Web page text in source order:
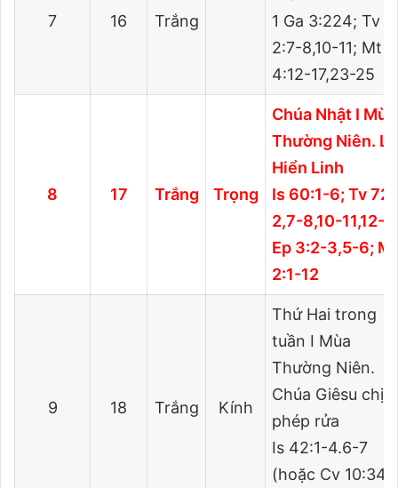
7 16 Trắng
1 Ga 3:224; Tv
2:7-8,10-11; Mt
4:12-17,23-25
8 17 Trắng Trọng
Chúa Nhật I Mùa
Thường Niên. Lễ
Hiển Linh
Is 60:1-6; Tv
2,7-8,10-11,12-
Ep 3:2-3,5-6; Mt
2:1-12
9 18 Trắng Kính
Thứ Hai trong
tuần I Mùa
Thường Niên.
Chúa Giêsu chịu
phép rửa
Is 42:1-4.6-7
(hoặc Cv 10:34-